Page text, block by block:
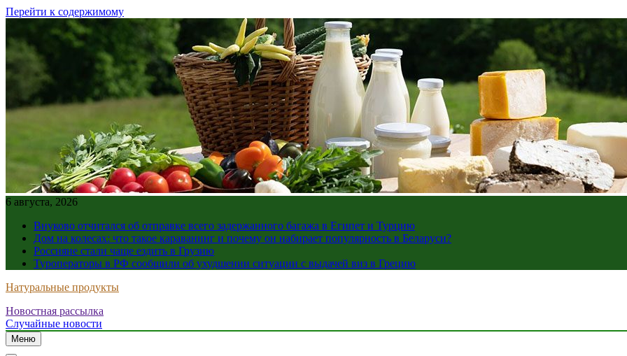
Перейти к содержимому
6 августа, 2026
Внуково отчитался об отправке всего задержанного багажа в Египет и Турцию
Дом на колесах: что такое караванинг и почему он набирает популярность в Беларуси?
Россияне стали чаще ездить в Грузию
Туроператоры в РФ сообщили об ухудшении ситуации с выдачей виз в Грецию
Натуральные продукты
Новостная рассылка
Случайные новости
Меню